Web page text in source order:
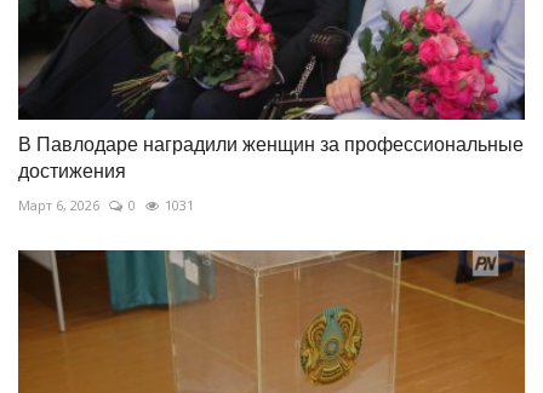
В Павлодаре наградили женщин за профессиональные
достижения
Март 6, 2026 0 1031